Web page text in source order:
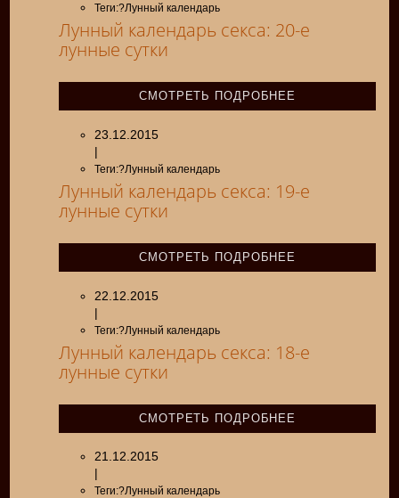
Теги:?Лунный календарь
Лунный календарь секса: 20-е
лунные сутки
СМОТРЕТЬ ПОДРОБНЕЕ
23.12.2015
|
Теги:?Лунный календарь
Лунный календарь секса: 19-е
лунные сутки
СМОТРЕТЬ ПОДРОБНЕЕ
22.12.2015
|
Теги:?Лунный календарь
Лунный календарь секса: 18-е
лунные сутки
СМОТРЕТЬ ПОДРОБНЕЕ
21.12.2015
|
Теги:?Лунный календарь